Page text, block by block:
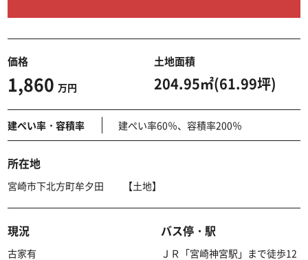
価格
1,860 万円
土地面積
204.95㎡(61.99坪)
建ぺい率・容積率 建ぺい率60％、容積率200％
所在地
宮崎市下北方町牟夕田 【土地】
現況
古家有
バス停・駅
ＪＲ「宮崎神宮駅」まで徒歩12